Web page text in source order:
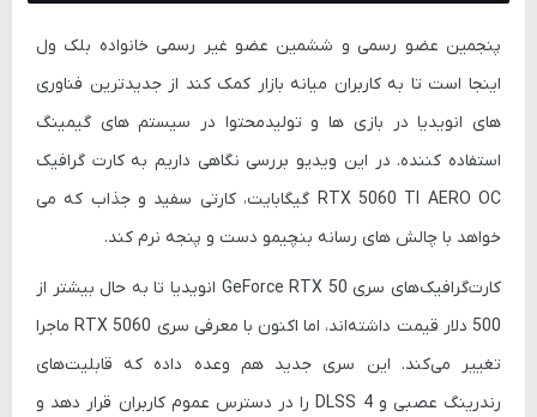
پنجمین عضو رسمی و ششمین عضو غیر رسمی خانواده بلک ول
اینجا است تا به کاربران میانه بازار کمک کند از جدیدترین فناوری
های انویدیا در بازی ها و تولیدمحتوا در سیستم های گیمینگ
استفاده کننده. در این ویدیو بررسی نگاهی داریم به کارت گرافیک
RTX 5060 TI AERO OC گیگابایت، کارتی سفید و جذاب که می
خواهد با چالش های رسانه بنچیمو دست و پنجه نرم کند.
کارت‌گرافیک‌های سری GeForce RTX 50 انویدیا تا به حال بیشتر از
500 دلار قیمت داشته‌اند، اما اکنون با معرفی سری RTX 5060 ماجرا
تغییر می‌کند. این سری جدید هم وعده داده که قابلیت‌های
رندرینگ عصبی و DLSS 4 را در دسترس عموم کاربران قرار دهد و